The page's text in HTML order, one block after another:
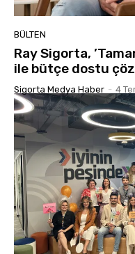
BÜLTEN
Ray Sigorta,
ile bütçe dostu
Sigorta Medya Haber - 4